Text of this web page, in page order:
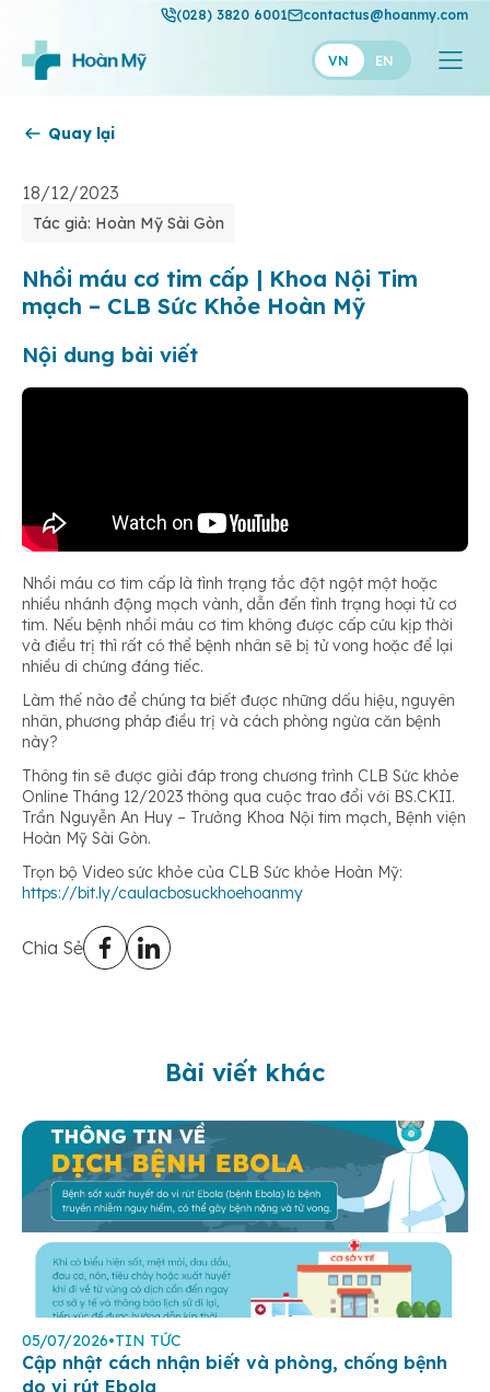
(028) 3820 6001 contactus@hoanmy.com
VN EN
Hạnh Phúc
Thuận Mỹ
Quay lại
18/12/2023
Tác giả: Hoàn Mỹ Sài Gòn
Nhồi máu cơ tim cấp | Khoa Nội Tim
mạch – CLB Sức Khỏe Hoàn Mỹ
Nội dung bài viết
Nhồi máu cơ tim cấp là tình trạng tắc đột ngột một hoặc
nhiều nhánh động mạch vành, dẫn đến tình trạng hoại tử cơ
tim. Nếu bệnh nhồi máu cơ tim không được cấp cứu kịp thời
và điều trị thì rất có thể bệnh nhân sẽ bị tử vong hoặc để lại
nhiều di chứng đáng tiếc.
Làm thế nào để chúng ta biết được những dấu hiệu, nguyên
nhân, phương pháp điều trị và cách phòng ngừa căn bệnh
này?
Thông tin sẽ được giải đáp trong chương trình CLB Sức khỏe
Online Tháng 12/2023 thông qua cuộc trao đổi với BS.CKII.
Trần Nguyễn An Huy – Trưởng Khoa Nội tim mạch, Bệnh viện
Hoàn Mỹ Sài Gòn.
Trọn bộ Video sức khỏe của CLB Sức khỏe Hoàn Mỹ:
https://bit.ly/caulacbosuckhoehoanmy
Chia Sẻ
Bài viết khác
05/07/2026•TIN TỨC
Cập nhật cách nhận biết và phòng, chống bệnh
do vi rút Ebola